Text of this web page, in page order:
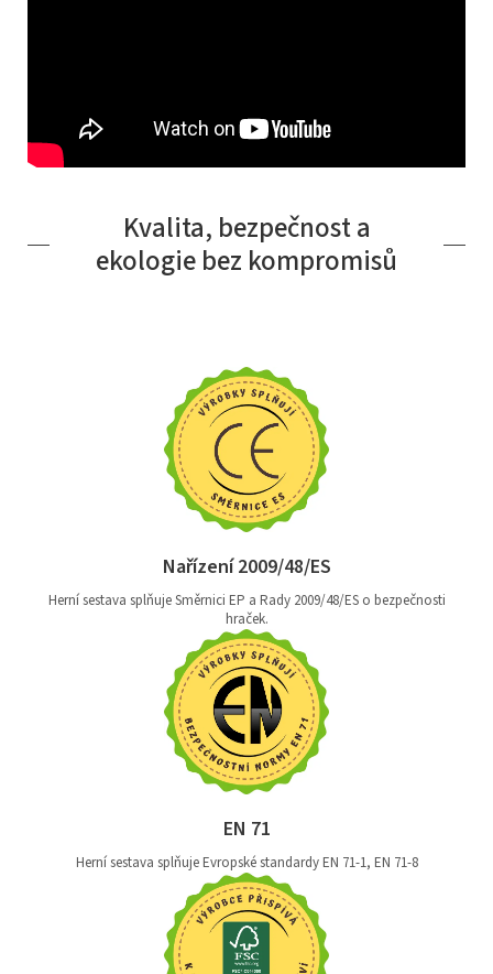
Kvalita, bezpečnost a
ekologie bez kompromisů
Nařízení 2009/48/ES
Herní sestava splňuje Směrnici EP a Rady 2009/48/ES o bezpečnosti
hraček.
EN 71
Herní sestava splňuje Evropské standardy EN 71-1, EN 71-8